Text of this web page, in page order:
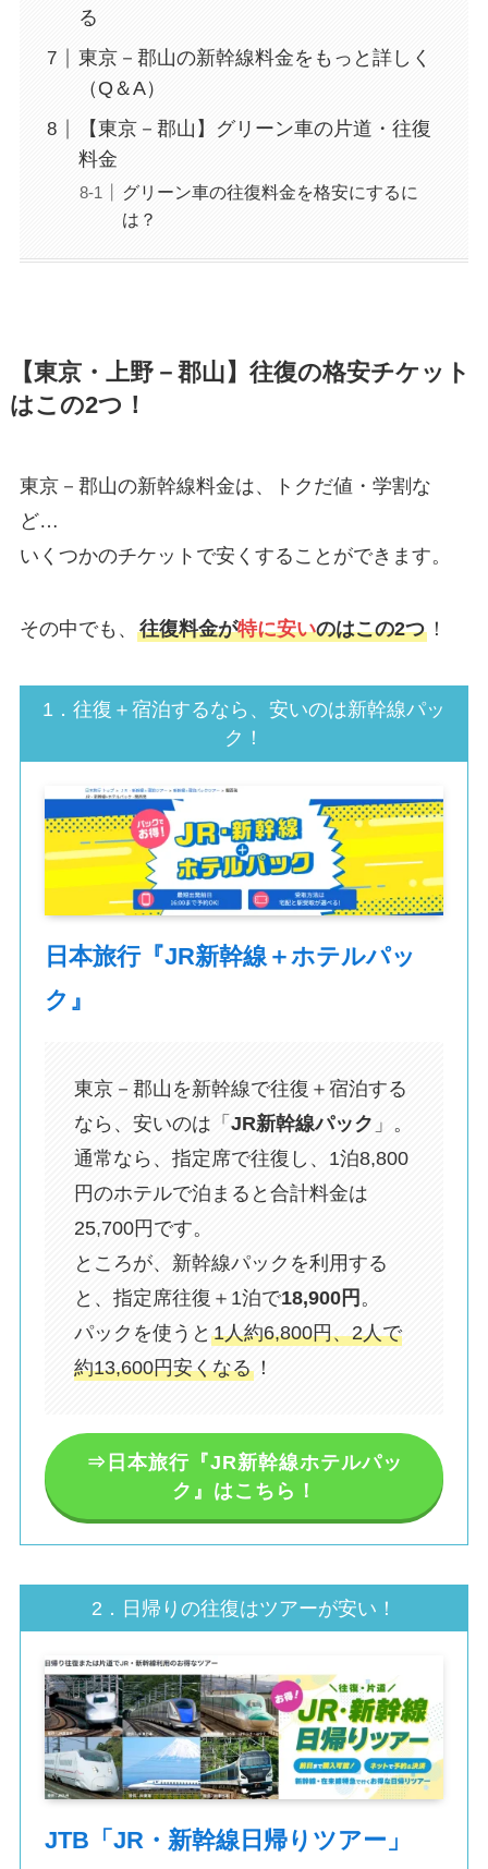
る
東京－郡山の新幹線料金をもっと詳しく
（Q＆A）
【東京－郡山】グリーン車の片道・往復
料金
グリーン車の往復料金を格安にするに
は？
【東京・上野－郡山】往復の格安チケット
はこの2つ！
東京－郡山の新幹線料金は、トクだ値・学割な
ど…
いくつかのチケットで安くすることができます。
その中でも、 往復料金が特に安いのはこの2つ！
1．往復＋宿泊するなら、安いのは新幹線パッ
ク！
日本旅行『JR新幹線＋ホテルパッ
ク』
東京－郡山を新幹線で往復＋宿泊する
なら、安いのは「JR新幹線パック 」。
通常なら、指定席で往復し、1泊8,800
円のホテルで泊まると合計料金は
25,700円です。
ところが、新幹線パックを利用する
と、指定席往復＋1泊で18,900円 。
パックを使うと1人約6,800円、2人で
約13,600円安くなる ！
⇒日本旅行『JR新幹線ホテルパッ
ク』はこちら！
2．日帰りの往復はツアーが安い！
JTB「JR・新幹線日帰りツアー」